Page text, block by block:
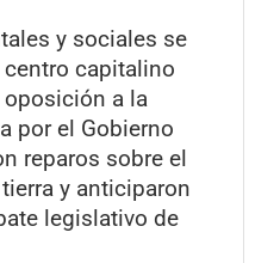
y sociales se
capitalino
a la
por el Gobierno
reparos sobre el
y anticiparon
legislativo de